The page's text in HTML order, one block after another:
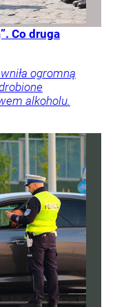
Co druga
ogromną
alkoholu.